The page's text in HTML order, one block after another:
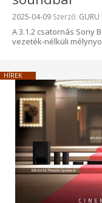
Beküldve:
2025-04-09 Szerző: GURU
A 3.1.2 csatornás Sony
vezeték-nélküli
HÍREK